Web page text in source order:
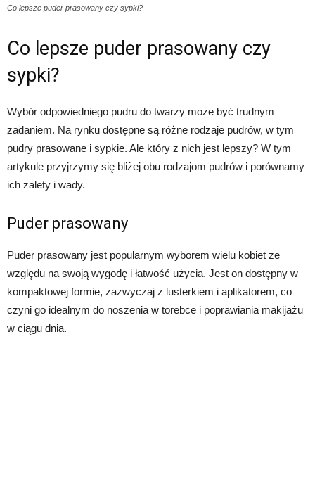
Co lepsze puder prasowany czy sypki?
Co lepsze puder prasowany czy
sypki?
Wybór odpowiedniego pudru do twarzy może być trudnym
zadaniem. Na rynku dostępne są różne rodzaje pudrów, w tym
pudry prasowane i sypkie. Ale który z nich jest lepszy? W tym
artykule przyjrzymy się bliżej obu rodzajom pudrów i porównamy
ich zalety i wady.
Puder prasowany
Puder prasowany jest popularnym wyborem wielu kobiet ze
względu na swoją wygodę i łatwość użycia. Jest on dostępny w
kompaktowej formie, zazwyczaj z lusterkiem i aplikatorem, co
czyni go idealnym do noszenia w torebce i poprawiania makijażu
w ciągu dnia.